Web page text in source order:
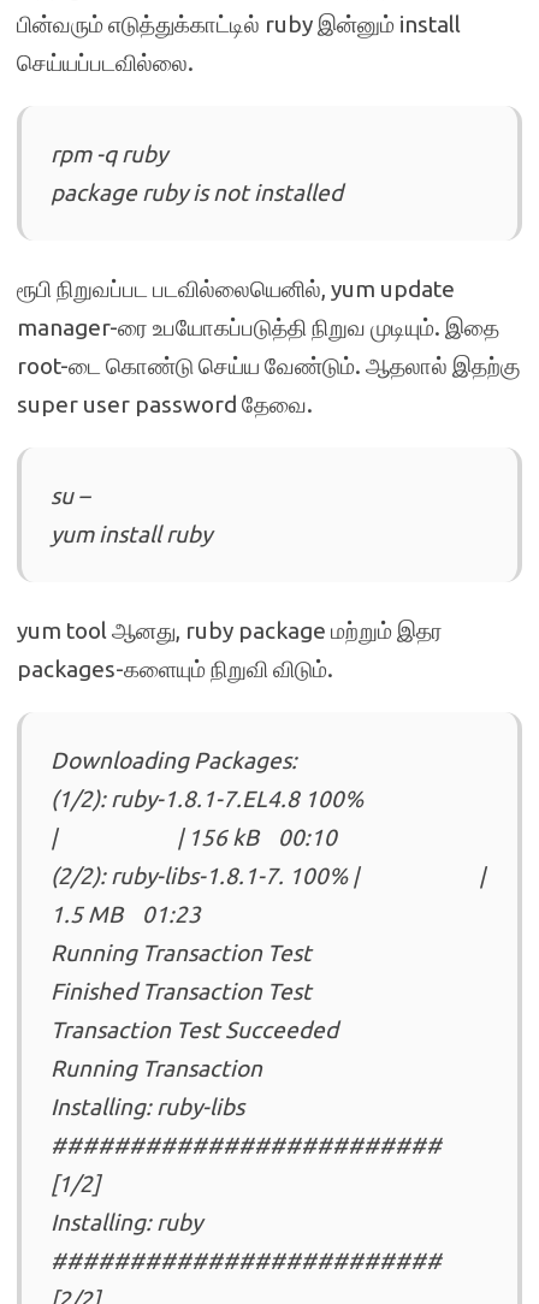
பின்வரும் எடுத்துக்காட்டில் ruby இன்னும் install
செய்யப்படவில்லை.
rpm -q ruby
package ruby is not installed
ரூபி நிறுவப்பட படவில்லையெனில், yum update
manager-ரை உபயோகப்படுத்தி நிறுவ முடியும். இதை
root-டை கொண்டு செய்ய வேண்டும். ஆதலால் இதற்கு
super user password தேவை.
su –
yum install ruby
yum tool ஆனது, ruby package மற்றும் இதர
packages-களையும் நிறுவி விடும்.
Downloading Packages:
(1/2): ruby-1.8.1-7.EL4.8 100%
| | 156 kB 00:10
(2/2): ruby-libs-1.8.1-7. 100% | |
1.5 MB 01:23
Running Transaction Test
Finished Transaction Test
Transaction Test Succeeded
Running Transaction
Installing: ruby-libs
#########################
[1/2]
Installing: ruby
#########################